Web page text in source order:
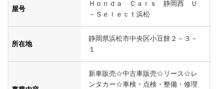
屋号
Ｈｏｎｄａ Ｃａｒｓ 静岡西 Ｕ
－Ｓｅｌｅｃｔ浜松
所在地
静岡県浜松市中央区小豆餅２－３－
１
新車販売☆中古車販売☆リース☆レ
ンタカー☆車検・点検・整備・修理